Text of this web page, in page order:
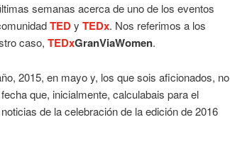
semanas acerca de uno de los eventos
TEDy TEDx. Nos referimos a los
caso, TEDxGranViaWomen.
2015, en mayo y, los que sois aficionados, no
que, inicialmente, calculabais para el
de la celebración de la edición de 2016